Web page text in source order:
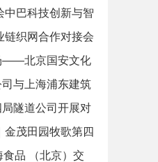
中巴科技创新与智
链织网合作对接会
——北京国安文化
与上海浦东建筑
略合作协议
隧道公司开展对
金茂田园牧歌第四
食品 （北京）交